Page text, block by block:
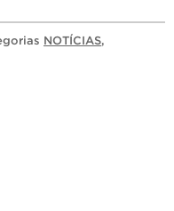
NOTÍCIAS,